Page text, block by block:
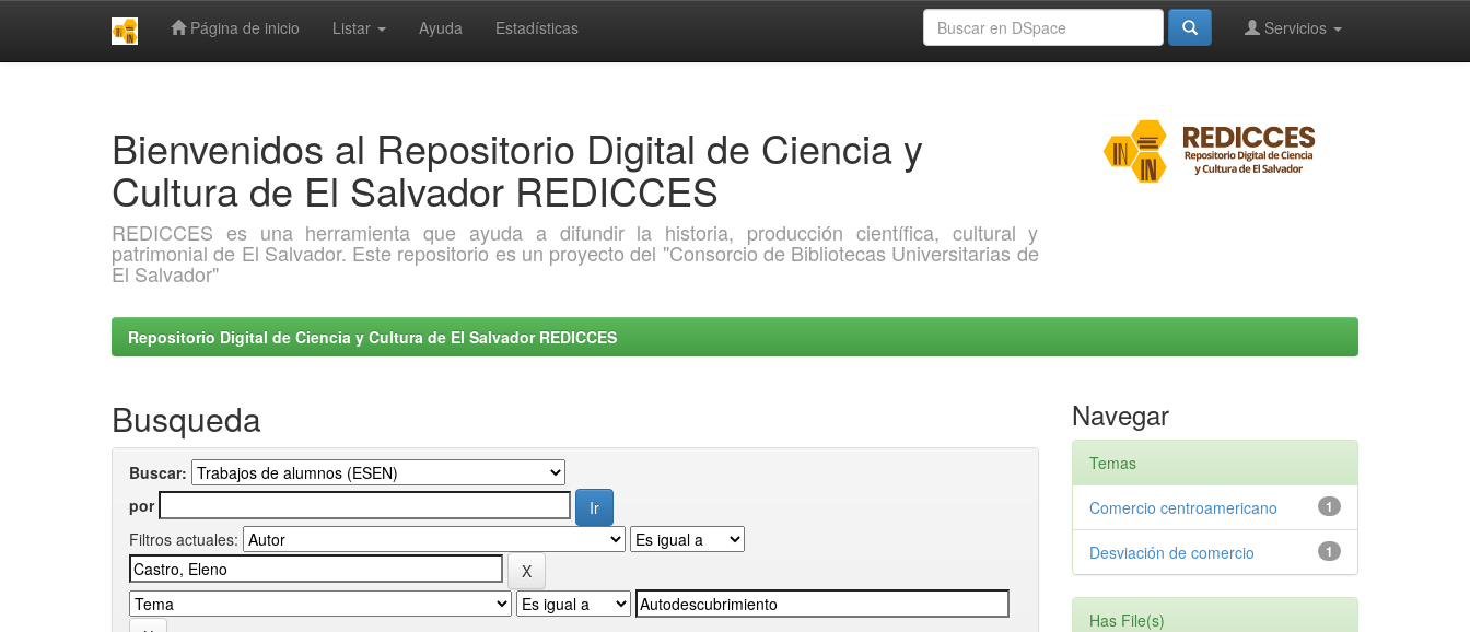
Página de inicio Listar Ayuda Estadísticas Servicios
Bienvenidos al Repositorio Digital de Ciencia y
Cultura de El Salvador REDICCES
REDICCES es una herramienta que ayuda a difundir la historia, producción científica, cultural y
patrimonial de El Salvador. Este repositorio es un proyecto del "Consorcio de Bibliotecas Universitarias de
El Salvador"
Repositorio Digital de Ciencia y Cultura de El Salvador REDICCES
Busqueda
Buscar:
por
Filtros actuales:
Navegar
Temas
1
Comercio centroamericano
1
Desviación de comercio
Has File(s)